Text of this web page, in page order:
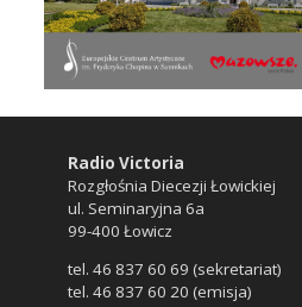
Radio Victoria
Rozgłośnia Diecezji Łowickiej
ul. Seminaryjna 6a
99-400 Łowicz
tel. 46 837 60 69 (sekretariat)
tel. 46 837 60 20 (emisja)